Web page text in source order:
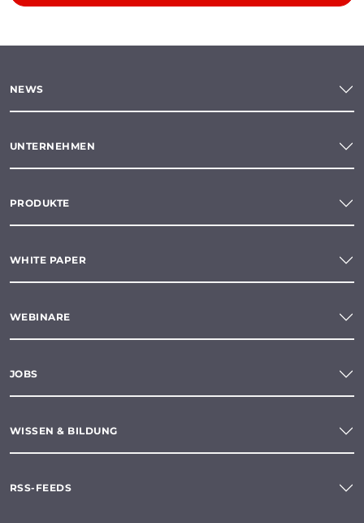
NEWS
UNTERNEHMEN
PRODUKTE
WHITE PAPER
WEBINARE
JOBS
WISSEN & BILDUNG
RSS-FEEDS